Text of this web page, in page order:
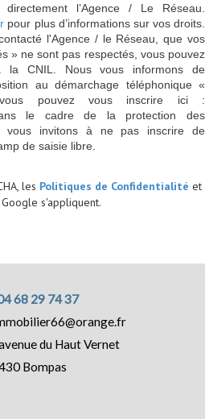
l’Agence / Le Réseau.
pour plus d’informations sur vos droits.
l'Agence / le Réseau, que vos
» ne sont pas respectés, vous pouvez
la CNIL. Nous vous informons de
au démarchage téléphonique «
pouvez vous inscrire ici :
le cadre de la protection des
vous invitons à ne pas inscrire de
de saisie libre.
les Politiques de Confidentialité et
s'appliquent.
68 29 74 37
du Haut Vernet
Bompas